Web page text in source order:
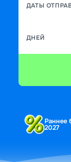
ДАТЫ
ДНЕЙ
Раннее
2027